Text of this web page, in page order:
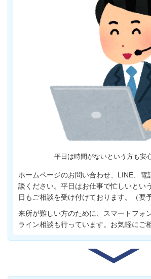
平日は時間がないという方も安
ホームページのお問い合わせ、LINE、電
談ください。平日はお仕事で忙しいとい
日もご相談を受け付けております。（要予
来所が難しい方のために、スマートフォ
ライン相談も行っています。お気軽にご